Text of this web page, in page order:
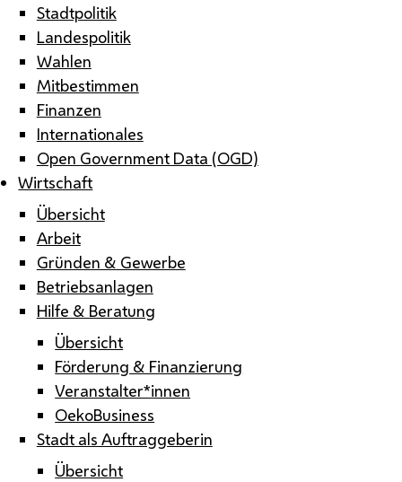
Stadtpolitik
Landespolitik
Wahlen
Mitbestimmen
Finanzen
Internationales
Open Government Data (OGD)
Wirtschaft
Übersicht
Arbeit
Gründen & Gewerbe
Betriebsanlagen
Hilfe & Beratung
Übersicht
Förderung & Finanzierung
Veranstalter*innen
OekoBusiness
Stadt als Auftraggeberin
Übersicht